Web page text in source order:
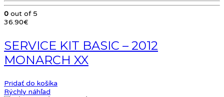
0 out of 5
36.90€
SERVICE KIT BASIC – 2012
MONARCH XX
Pridať do košíka
Rýchly náhľad